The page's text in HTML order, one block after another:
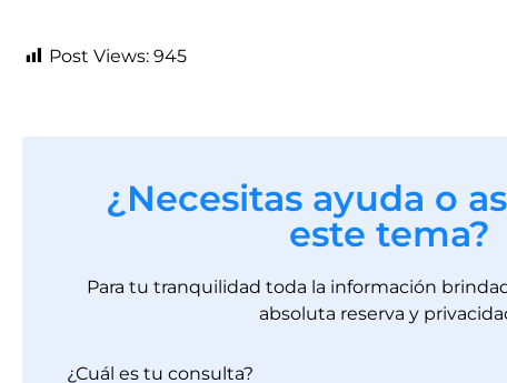
Post Views: 945
¿Necesitas ayuda o
este tema?
Para tu tranquilidad toda la información
absoluta reserva y
¿Cuál es tu consulta?